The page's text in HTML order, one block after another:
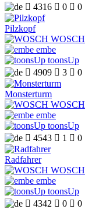
 4316  0  0
Pilzkopf
WOSCH
embe
toonsUp
 4909  3  0
Monsterturm
WOSCH
embe
toonsUp
 4543  1  0
Radfahrer
WOSCH
embe
toonsUp
 4342  0  0